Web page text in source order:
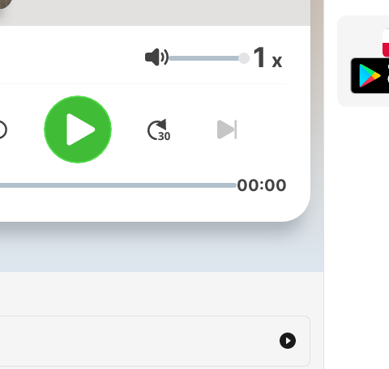
Głośność 1 x
00:00